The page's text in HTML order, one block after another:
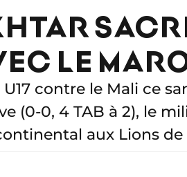
LE
contre le Mali ce
(0-0, 4 TAB à 2), le
aux Lions de